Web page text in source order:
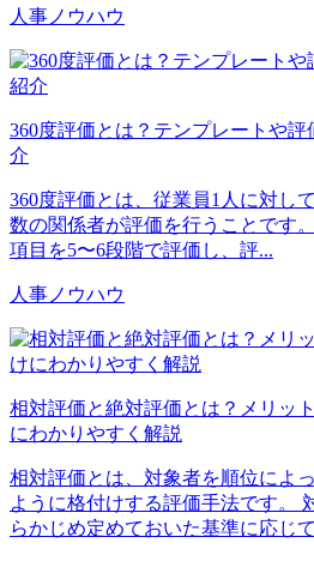
人事ノウハウ
360度評価とは？テンプレートや
介
360度評価とは、従業員1人に対し
数の関係者が評価を行うことです
項目を5〜6段階で評価し、評...
人事ノウハウ
相対評価と絶対評価とは？メリッ
にわかりやすく解説
相対評価とは、対象者を順位によ
ように格付けする評価手法です。
らかじめ定めておいた基準に応じ